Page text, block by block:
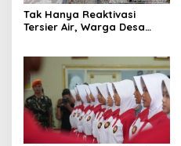
Tak Hanya Reaktivasi
Tersier Air, Warga Desa